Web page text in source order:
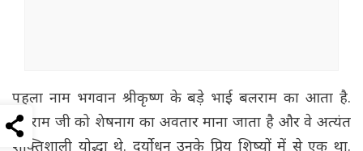
पहला नाम भगवान श्रीकृष्ण के बड़े भाई बलराम का आता है.
बलराम जी को शेषनाग का अवतार माना जाता है और वे अत्यंत